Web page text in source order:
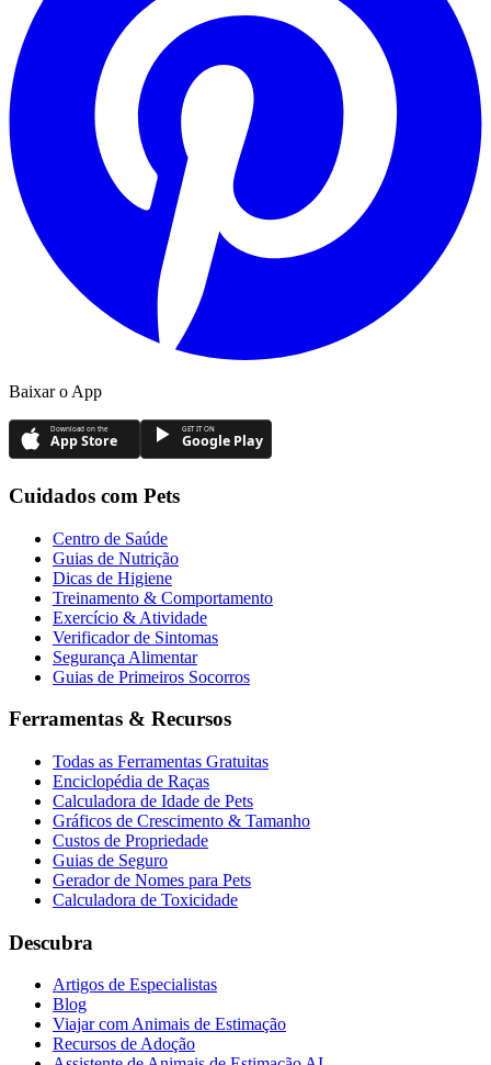
Baixar o App
Download on the
App Store
GET IT ON
Google Play
Cuidados com Pets
Centro de Saúde
Guias de Nutrição
Dicas de Higiene
Treinamento & Comportamento
Exercício & Atividade
Verificador de Sintomas
Segurança Alimentar
Guias de Primeiros Socorros
Ferramentas & Recursos
Todas as Ferramentas Gratuitas
Enciclopédia de Raças
Calculadora de Idade de Pets
Gráficos de Crescimento & Tamanho
Custos de Propriedade
Guias de Seguro
Gerador de Nomes para Pets
Calculadora de Toxicidade
Descubra
Artigos de Especialistas
Blog
Viajar com Animais de Estimação
Recursos de Adoção